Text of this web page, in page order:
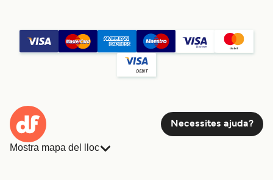
Necessites ajuda?
Mostra mapa del lloc